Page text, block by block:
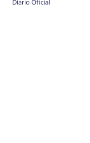
Diário Oficial